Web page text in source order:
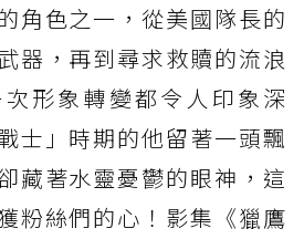
角色之一，從美國隊長的
器，再到尋求救贖的流浪
形象轉變都令人印象深
士」時期的他留著一頭飄
藏著水靈憂鬱的眼神，這
粉絲們的心！影集《獵鷹